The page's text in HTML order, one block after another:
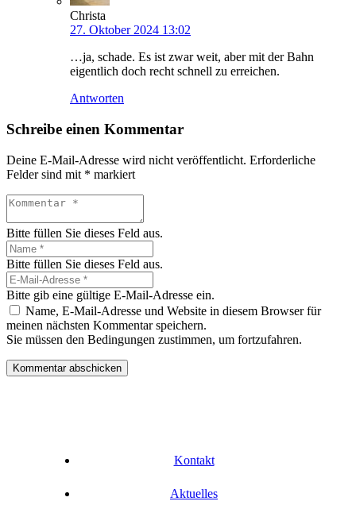
Christa
27. Oktober 2024 13:02
…ja, schade. Es ist zwar weit, aber mit der Bahn
eigentlich doch recht schnell zu erreichen.
Antworten
Schreibe einen Kommentar
Deine E-Mail-Adresse wird nicht veröffentlicht. Erforderliche
Felder sind mit * markiert
Bitte füllen Sie dieses Feld aus.
Bitte füllen Sie dieses Feld aus.
Bitte gib eine gültige E-Mail-Adresse ein.
Name, E-Mail-Adresse und Website in diesem Browser für
meinen nächsten Kommentar speichern.
Sie müssen den Bedingungen zustimmen, um fortzufahren.
Kommentar abschicken
Kontakt
Aktuelles